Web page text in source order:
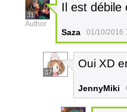
31
Author
Il est débile
Saza 01/10/2016
37
Oui XD
JennyMiki